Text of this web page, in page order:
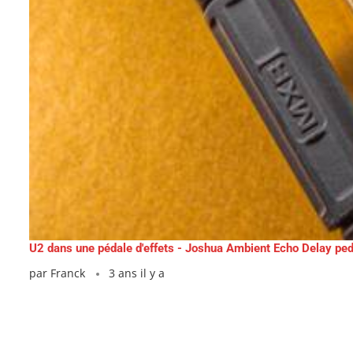
U2 dans une pédale d'effets - Joshua Ambient Echo Delay
par Franck 3 ans il y a